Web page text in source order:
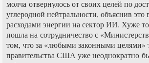
молча отвернулось от своих целей по
углеродной нейтральности, объяснив
расходами энергии на сектор ИИ. Хуже
пошла на сотрудничество с
том, что за «любыми законными целями»
правительства США уже неоднократно